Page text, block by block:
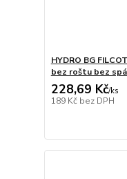
HYDRO BG
bez roštu bez
228,69 Kč/ks
189 Kč bez DPH